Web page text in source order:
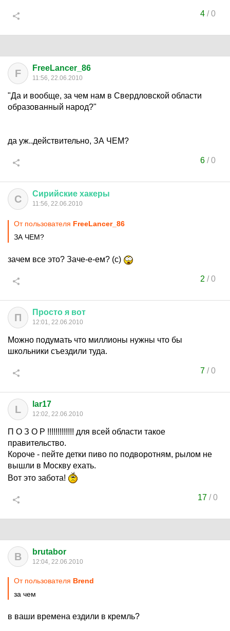
4/0
F FreeLancer_86
11:56, 22.06.2010
"Да и вообще, за чем нам в Свердловской области
образованный народ?"
да уж..действительно, ЗА ЧЕМ?
6/0
С Сирийские хакеры
11:56, 22.06.2010
От пользователя FreeLancer_86
ЗА ЧЕМ?
зачем все это? Заче-е-ем? (с)
2 /0
П Просто я вот
12:01, 22.06.2010
Можно подумать что миллионы нужны что бы
школьники съездили туда.
7/0
L lar17
12:02, 22.06.2010
П О З О Р !!!!!!!!!!!!! для всей области такое
правительство.
Короче - пейте детки пиво по подворотням, рылом не
вышли в Москву ехать.
Вот это забота!
17 /0
B brutabor
12:04, 22.06.2010
От пользователя Brend
за чем
в ваши времена ездили в кремль?